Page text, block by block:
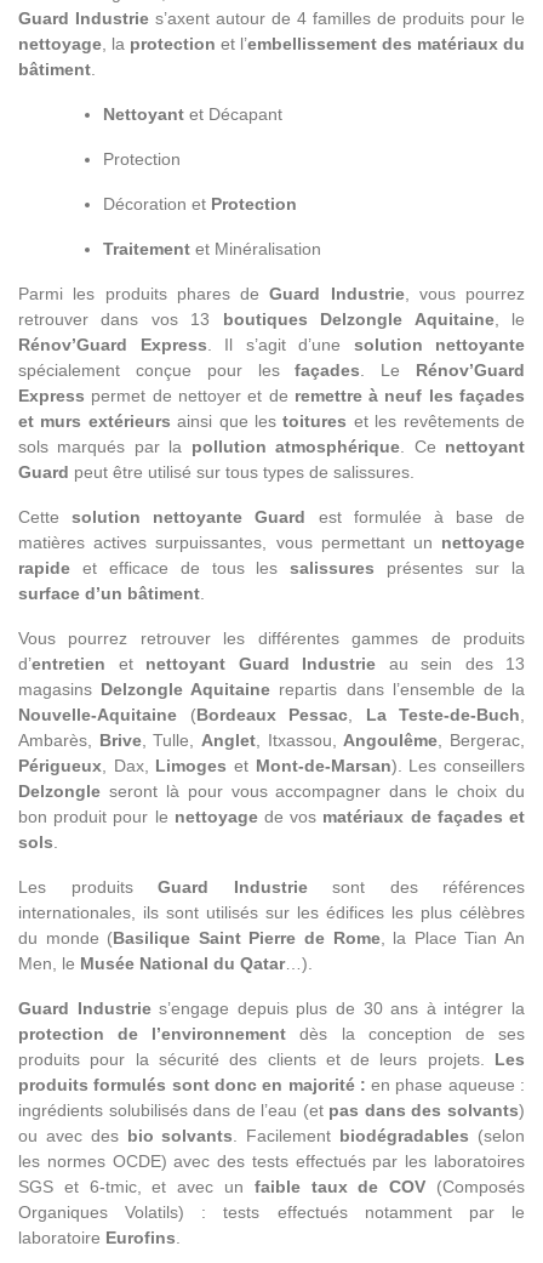
Guard Industrie s’axent autour de 4 familles de produits pour le
nettoyage , la protection et l’embellissement des matériaux du
bâtiment
Nettoyant et Décapant
Protection
Décoration et Protection
Traitement et Minéralisation
Parmi les produits phares deGuard Industrie, vous pourrez
retrouver dans vos 13 boutiques Delzongle Aquitaine, le
Rénov’Guard Express . Il s’agit d’une solution nettoyante
spécialement conçue pour lesfaçades . Le Rénov’Guard
Express permet de nettoyer et de remettre à neuf les façades
et murs extérieurs ainsi que lestoitures et les revêtements de
sols marqués par la pollution atmosphérique . Ce nettoyant
Guard peut être utilisé sur tous types de salissures.
Cettesolution nettoyante Guard est formulée à base de
matières actives surpuissantes, vous permettant un nettoyage
rapide et efficace de tous lessalissures présentes sur la
surface d’un bâtiment
Vous pourrez retrouver les différentes gammes de produits
d’entretien et nettoyant Guard Industrie au sein des 13
magasins Delzongle Aquitaine repartis dans l’ensemble de la
Nouvelle-Aquitaine (Bordeaux Pessac La Teste-de-Buch
Ambarès, Brive, Tulle, Anglet , Itxassou, Angoulême , Bergerac,
Périgueux , Dax, Limoges et Mont-de-Marsan). Les conseillers
Delzongle seront là pour vous accompagner dans le choix du
bon produit pour le nettoyagede vos matériaux de façades et
sols
Les produits Guard Industriesont des références
internationales, ils sont utilisés sur les édifices les plus célèbres
du monde (Basilique Saint Pierre de Rome, la Place Tian An
Men, le Musée National du Qatar…).
Guard Industries’engage depuis plus de 30 ans à intégrer la
protection de l’environnement dès la conception de ses
produits pour la sécurité des clients et de leurs projets. Les
produits formulés sont donc en majorité : en phase aqueuse :
ingrédients solubilisés dans de l’eau (et pas dans des solvants)
ou avec des bio solvants . Facilement biodégradables (selon
les normes OCDE) avec des tests effectués par les laboratoires
SGS et 6-tmic, et avec un faible taux de COV (Composés
Organiques Volatils) : tests effectués notamment par le
laboratoire Eurofins